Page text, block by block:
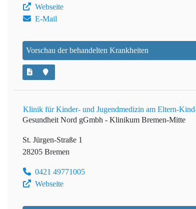
Webseite
E-Mail
Vorschau der behandelten Krankheiten
Klinik für Kinder- und Jugendmedizin am Eltern-
Gesundheit Nord gGmbh - Klinikum Bremen-Mitte
St. Jürgen-Straße 1
28205 Bremen
0421 49771005
Webseite